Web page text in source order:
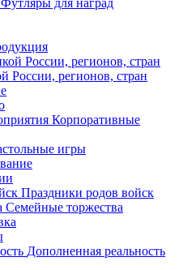
Футляры для наград
России, регионов, стран
Корпоративные
игры
Праздники родов войск
Семейные торжества
Дополненная реальность